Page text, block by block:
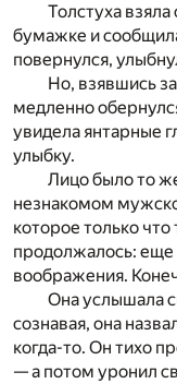
Толстуха
бумажке и
повернулся,
Но, взявшись
медленно
увидела янтарные
улыбку.
Лицо было то
незнакомом
которое только
продолжалось: еще
воображения.
Она услышала
сознавая, она
когда-то. Он тихо
— а потом уронил